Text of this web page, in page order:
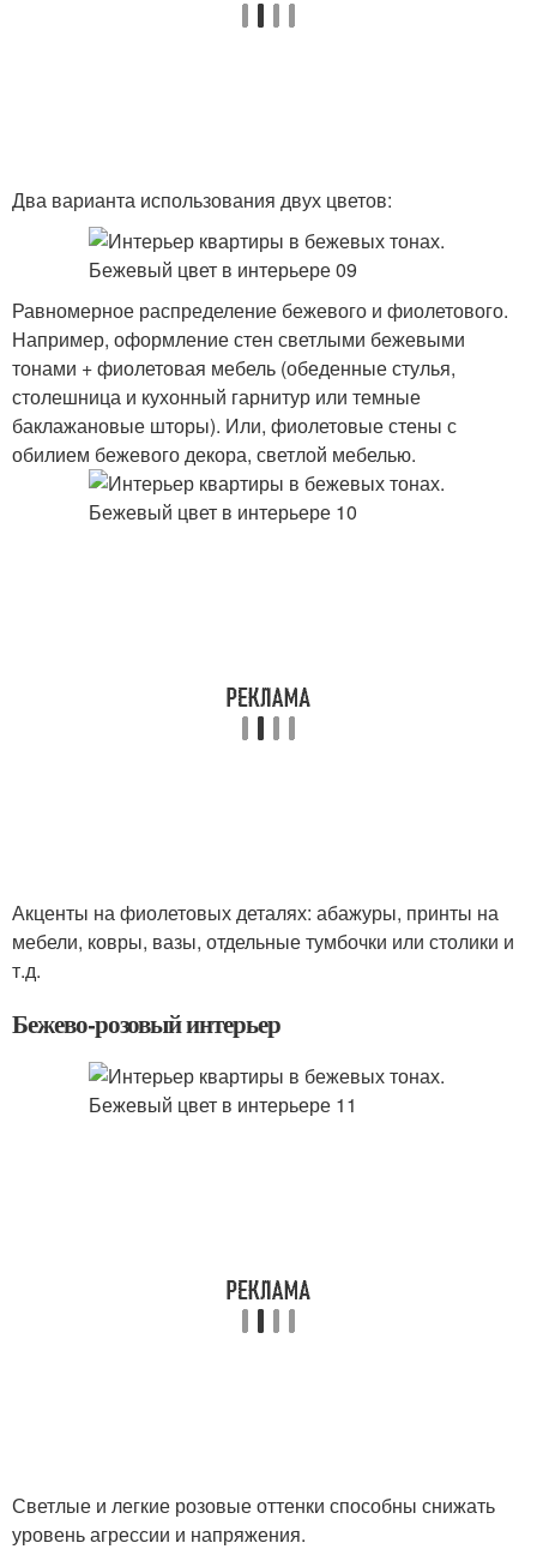
Два варианта использования двух цветов:
Равномерное распределение бежевого и фиолетового.
Например, оформление стен светлыми бежевыми
тонами + фиолетовая мебель (обеденные стулья,
столешница и кухонный гарнитур или темные
баклажановые шторы). Или, фиолетовые стены с
обилием бежевого декора, светлой мебелью.
Акценты на фиолетовых деталях: абажуры, принты на
мебели, ковры, вазы, отдельные тумбочки или столики и
т.д.
Бежево-розовый интерьер
Светлые и легкие розовые оттенки способны снижать
уровень агрессии и напряжения.